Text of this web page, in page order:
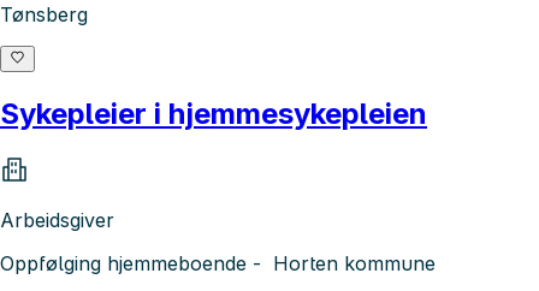
Tønsberg
Sykepleier i hjemmesykepleien
Arbeidsgiver
Oppfølging hjemmeboende - Horten kommune